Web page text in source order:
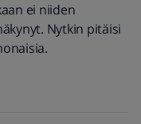
ei niiden
Nytkin pitäisi